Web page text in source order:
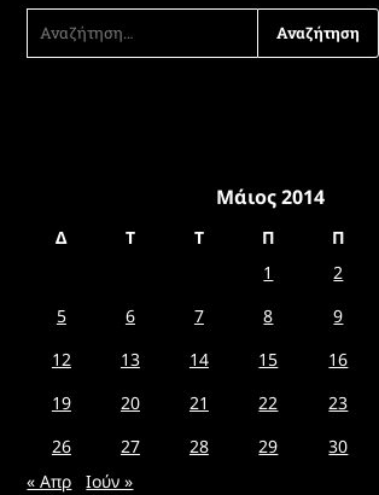
ΑΝΑΖΉΤΗΣΗ
ΓΙΑ:
Μάιος 2014
Δ Τ Τ Π Π
1
2
5
6 7 8 9
12
13 14 15 16
19
20 21 22 23
26
27 28 29 30
« Απρ
Ιούν »